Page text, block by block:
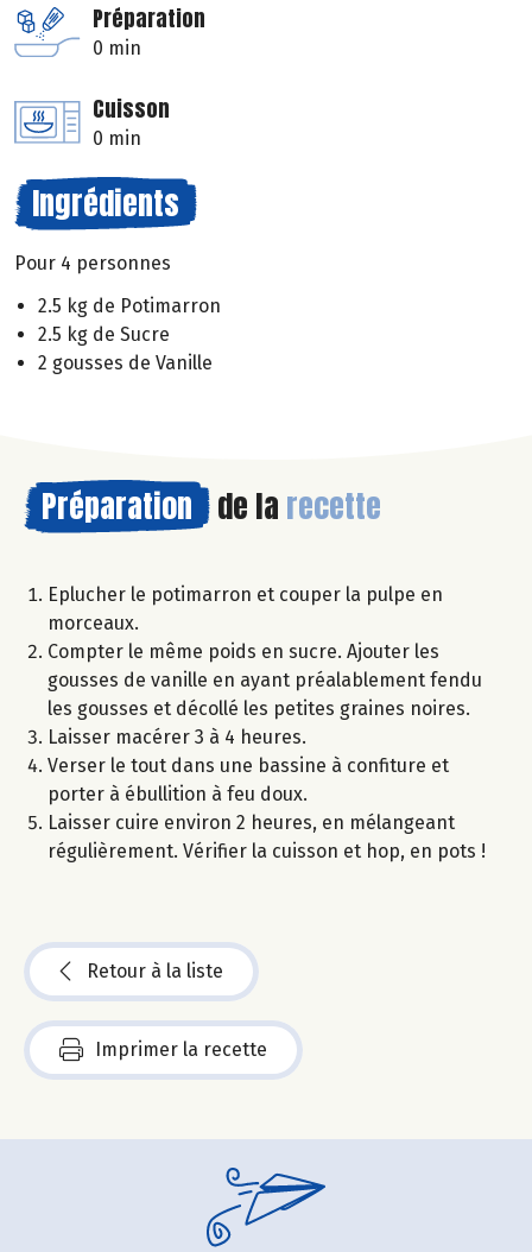
Préparation
0 min
Cuisson
0 min
Ingrédients
Pour 4 personnes
2.5 kg de Potimarron
2.5 kg de Sucre
2 gousses de Vanille
Préparation de la recette
Eplucher le potimarron et couper la pulpe en
morceaux.
Compter le même poids en sucre. Ajouter les
gousses de vanille en ayant préalablement fendu
les gousses et décollé les petites graines noires.
Laisser macérer 3 à 4 heures.
Verser le tout dans une bassine à confiture et
porter à ébullition à feu doux.
Laisser cuire environ 2 heures, en mélangeant
régulièrement. Vérifier la cuisson et hop, en pots !
Retour à la liste
Imprimer la recette